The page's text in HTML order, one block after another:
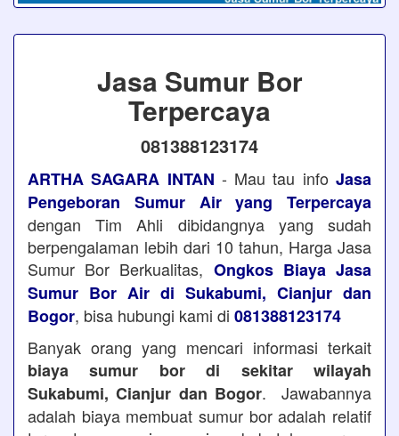
Jasa Sumur Bor
Terpercaya
081388123174
ARTHA SAGARA INTAN - Mau tau infoJasa
Pengeboran Sumur Air yang Terpercaya
dengan Tim Ahli dibidangnya yang sudah
berpengalaman lebih dari 10 tahun, Harga Jasa
Sumur Bor Berkualitas, Ongkos Biaya Jasa
Sumur Bor Air di Sukabumi, Cianjur dan
Bogor, bisa hubungi kami di 081388123174
Banyak orang yang mencari informasi terkait
biaya sumur bor di sekitar wilayah
Sukabumi, Cianjur dan Bogor. Jawabannya
adalah biaya membuat sumur bor adalah relatif